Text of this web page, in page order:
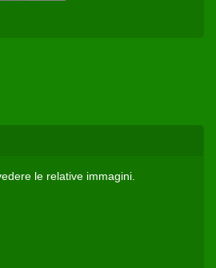
le relative immagini.